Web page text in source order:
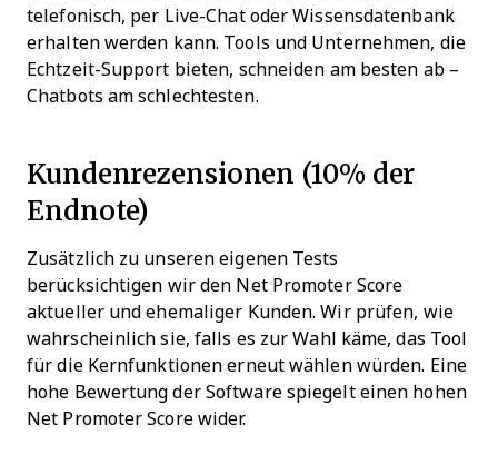
telefonisch, per Live-Chat oder Wissensdatenbank
erhalten werden kann. Tools und Unternehmen, die
Echtzeit-Support bieten, schneiden am besten ab –
Chatbots am schlechtesten.
Kundenrezensionen (10% der
Endnote)
Zusätzlich zu unseren eigenen Tests
berücksichtigen wir den Net Promoter Score
aktueller und ehemaliger Kunden. Wir prüfen, wie
wahrscheinlich sie, falls es zur Wahl käme, das Tool
für die Kernfunktionen erneut wählen würden. Eine
hohe Bewertung der Software spiegelt einen hohen
Net Promoter Score wider.